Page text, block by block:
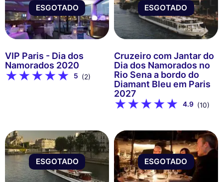
ESGOTADO
VIP Paris - Dia dos
Namorados 2020
5 (2)
ESGOTADO
Cruzeiro com Jantar do
Dia dos Namorados no
Rio Sena a bordo do
Diamant Bleu em Paris
2027
4.9 (10)
ESGOTADO ESGOTADO